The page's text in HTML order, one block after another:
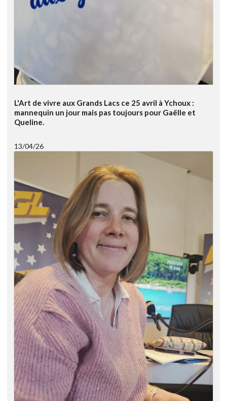
L'Art de vivre aux Grands Lacs ce 25 avril à Ychoux :
mannequin un jour mais pas toujours pour Gaëlle et
Queline.
13/04/26